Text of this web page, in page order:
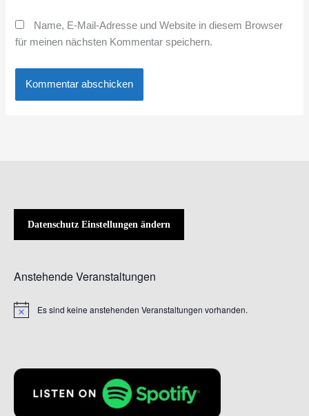
Name, E-Mail-Adresse und Website in diesem Browser
für meinen nächsten Kommentar speichern.
Datenschutz Einstellungen ändern
Anstehende Veranstaltungen
HinweisEs sind keine anstehenden Veranstaltungen vorhanden.